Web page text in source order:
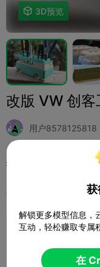
 3D预览
改版 VW 创客
用户8578125818
打印配置 (2)
K2 Plus
作者
获
解锁更多模型信息，
互动，轻松赚取专属
在